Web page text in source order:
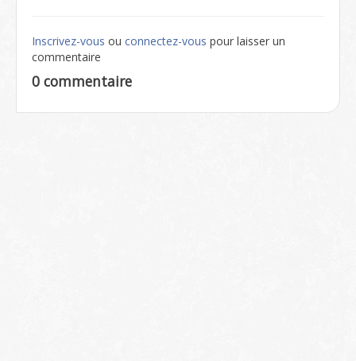
Inscrivez-vous ou connectez-vous pour laisser un
commentaire
0 commentaire